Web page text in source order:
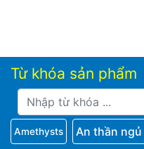
Từ khóa sản phẩm
Amethysts An thần